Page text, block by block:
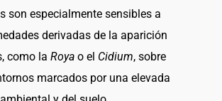
son especialmente sensibles a
derivadas de la aparición
como la Roya o el Cidium, sobre
marcados por una elevada